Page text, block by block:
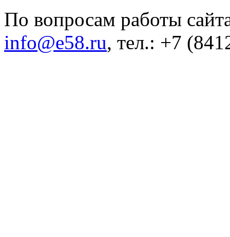
По вопросам работы
info@e58.ru, тел.: +7